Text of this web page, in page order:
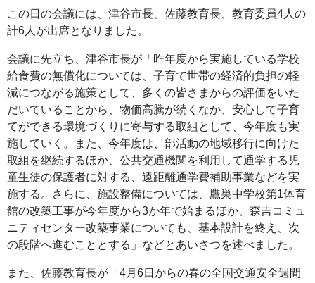
この日の会議には、津谷市長、佐藤教育長、教育委員4人の
計6人が出席となりました。
会議に先立ち、津谷市長が「昨年度から実施している学校
給食費の無償化については、子育て世帯の経済的負担の軽
減につながる施策として、多くの皆さまからの評価をいた
だいていることから、物価高騰が続くなか、安心して子育
てができる環境づくりに寄与する取組として、今年度も実
施していく。また、今年度は、部活動の地域移行に向けた
取組を継続するほか、公共交通機関を利用して通学する児
童生徒の保護者に対する、遠距離通学費補助事業などを実
施する。さらに、施設整備については、鷹巣中学校第1体育
館の改築工事が今年度から3か年で始まるほか、森吉コミュ
ニティセンター改築事業についても、基本設計を終え、次
の段階へ進むこととする」などとあいさつを述べました。
また、佐藤教育長が「4月6日からの春の全国交通安全週間